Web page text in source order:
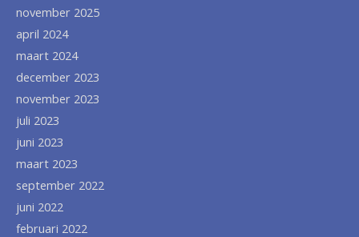
november 2025
april 2024
maart 2024
december 2023
november 2023
juli 2023
juni 2023
maart 2023
september 2022
juni 2022
februari 2022